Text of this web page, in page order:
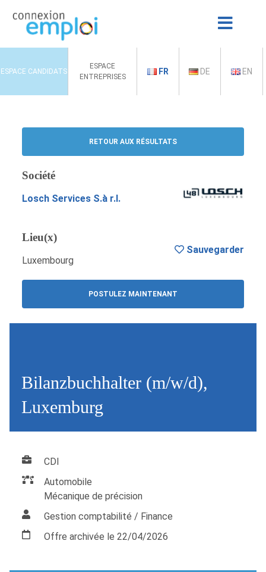
ESPACE CANDIDATS
ESPACE
ENTREPRISES
FR DE EN
RETOUR AUX RÉSULTATS
Société
Losch Services S.à r.l.
Lieu(x)
Luxembourg
POSTULEZ MAINTENANT
Sauvegarder
Bilanzbuchhalter (m/w/d),
Luxemburg
CDI
Automobile
Mécanique de précision
Gestion comptabilité / Finance
Offre archivée le 22/04/2026